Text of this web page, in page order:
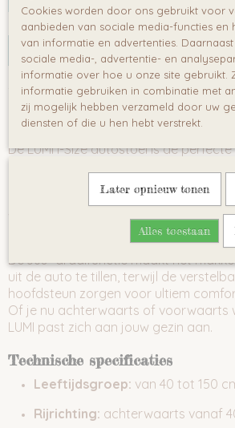
IN WINKELWAGEN
Omschrijving
LUMI i-Size Autostoel 40–150 cm –
Groeit Mee met je Kind
De LUMI i-Size autostoel is de
geboorte (40 cm) tot maar liefst 12
deze autostoel aan de strengste ECE
veiligheidsnormen. Dankzij het
het stoeltje mee met je kind – van
De 360° draaifunctie maakt het
uit de auto te tillen, terwijl de
hoofdsteun zorgen voor ultiem
Of je nu achterwaarts of voorwaarts
LUMI past zich aan jouw gezin aan.
Technische specificaties
Leeftijdsgroep: van 40 tot 150
Rijrichting: achterwaarts vanaf
Cookies worden door ons gebruikt voor
aanbieden van sociale media-functies en
van informatie en advertenties.
sociale media-, advertentie- en
informatie over hoe u onze site gebruikt.
informatie gebruiken in combinatie met
zij mogelijk hebben verzameld door uw
diensten of die u hen hebt verstrekt.
Later opnieuw tonen
Alles toestaan